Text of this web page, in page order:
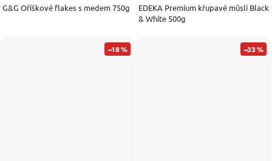
G&G Oříškové flakes s medem 750g
EDEKA Premium křupavé müsli Black
& White 500g
–18 % –33 %